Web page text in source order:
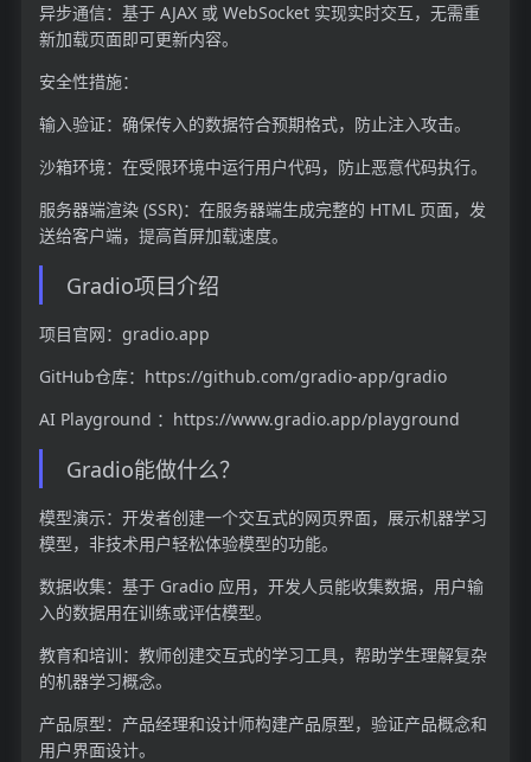
异步通信：基于 AJAX 或 WebSocket 实现实时交互，无需重
新加载页面即可更新内容。
安全性措施：
输入验证：确保传入的数据符合预期格式，防止注入攻击。
沙箱环境：在受限环境中运行用户代码，防止恶意代码执行。
服务器端渲染 (SSR)：在服务器端生成完整的 HTML 页面，发
送给客户端，提高首屏加载速度。
Gradio项目介绍
项目官网：gradio.app
GitHub仓库：https://github.com/gradio-app/gradio
AI Playground ：https://www.gradio.app/playground
Gradio能做什么？
模型演示：开发者创建一个交互式的网页界面，展示机器学习
模型，非技术用户轻松体验模型的功能。
数据收集：基于 Gradio 应用，开发人员能收集数据，用户输
入的数据用在训练或评估模型。
教育和培训：教师创建交互式的学习工具，帮助学生理解复杂
的机器学习概念。
产品原型：产品经理和设计师构建产品原型，验证产品概念和
用户界面设计。